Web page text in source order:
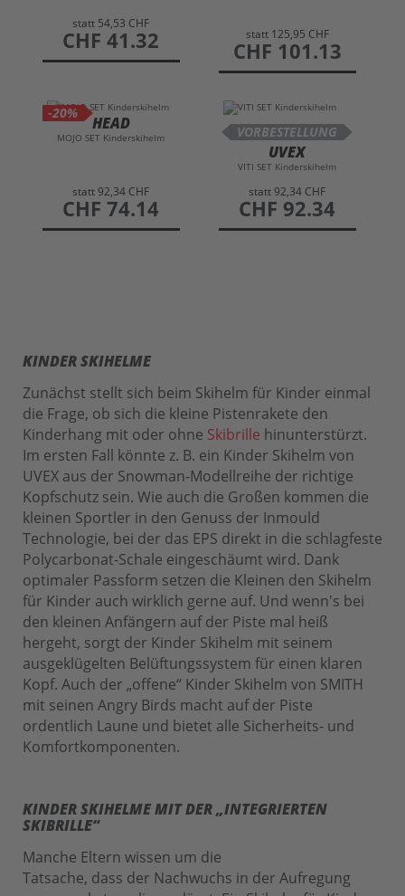
statt 54,53 CHF
preis
CHF 41.32 statt 125,95 CHF
preis
CHF 101.13
-20%
HEAD
MOJO SET Kinderskihelm
statt92,34 CHF
preis
CHF 74.14
VORBESTELLUNG
UVEX
VITI SET Kinderskihelm
statt92,34 CHF
preis
CHF 92.34
KINDER SKIHELME
Zunächst stellt sich beim Skihelm für Kinder einmal
die Frage, ob sich die kleine Pistenrakete den
Kinderhang mit oder ohne Skibrille hinunterstürzt.
Im ersten Fall könnte z. B. ein Kinder Skihelm von
UVEX aus der Snowman-Modellreihe der richtige
Kopfschutz sein. Wie auch die Großen kommen die
kleinen Sportler in den Genuss der Inmould
Technologie, bei der das EPS direkt in die schlagfeste
Polycarbonat-Schale eingeschäumt wird. Dank
optimaler Passform setzen die Kleinen den Skihelm
für Kinder auch wirklich gerne auf. Und wenn's bei
den kleinen Anfängern auf der Piste mal heiß
hergeht, sorgt der Kinder Skihelm mit seinem
ausgeklügelten Belüftungssystem für einen klaren
Kopf. Auch der „offene“ Kinder Skihelm von SMITH
mit seinen Angry Birds macht auf der Piste
ordentlich Laune und bietet alle Sicherheits- und
Komfortkomponenten.
KINDER SKIHELME MIT DER „INTEGRIERTEN
SKIBRILLE“
Manche Eltern wissen um die
Tatsache, dass der Nachwuchs in der Aufregung